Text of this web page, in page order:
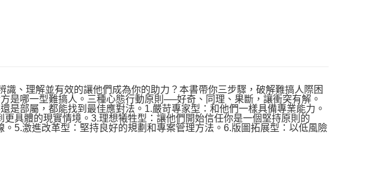
識、理解並有效的讓他們成為你的助力？本書帶你三步驟，破解難搞人際困
是哪一型難搞人。三種心態行動原則──好奇、同理、果斷，讓衝突有解。
是部屬，都能找到最佳應對法。1.嚴苛專家型：和他們一樣具備專業能力。
具體的現實情境。3.理想犧牲型：讓他們開始信任你是一個堅持原則的
5.激進改革型：堅持良好的規劃和專案管理方法。6.版圖拓展型：以低風險